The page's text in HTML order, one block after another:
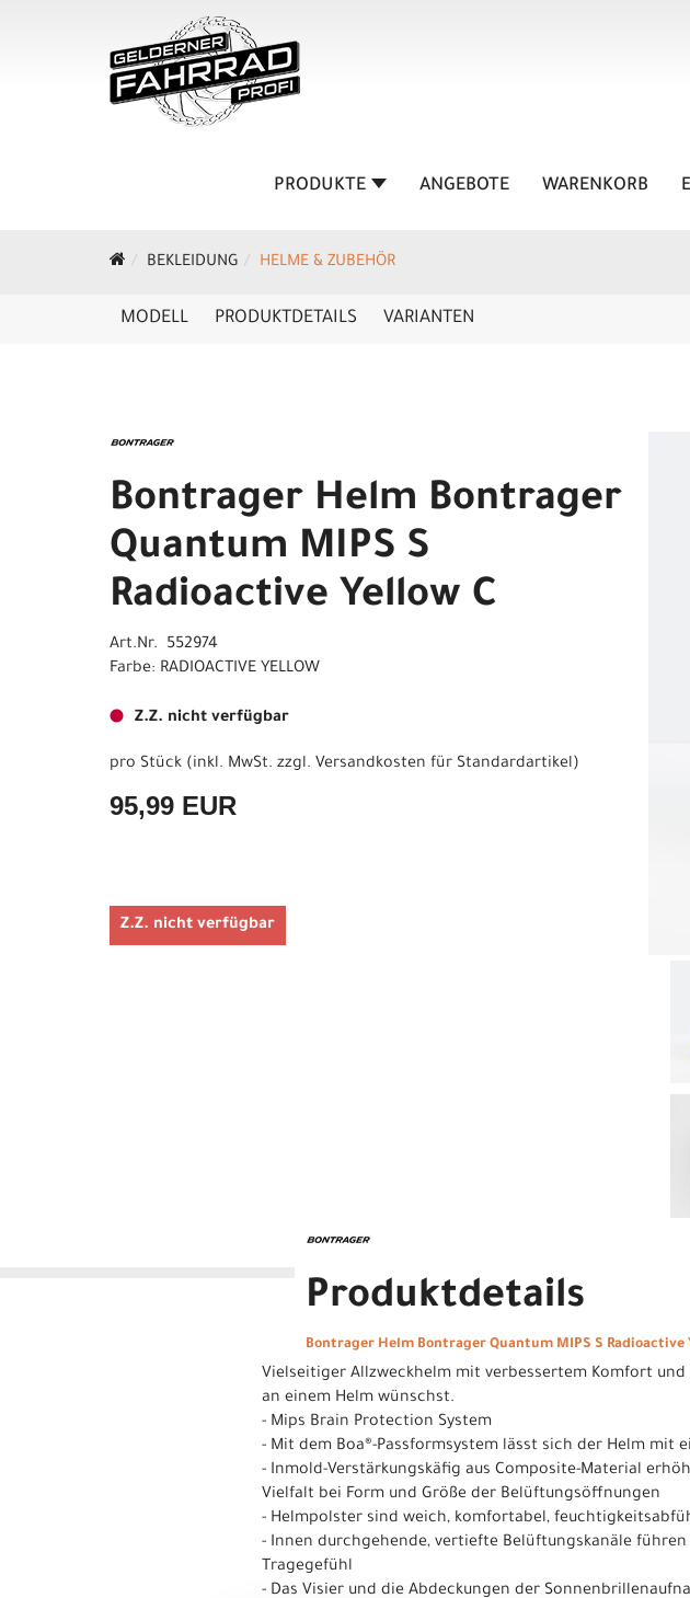
PRODUKTE ANGEBOTE WARENKORB
BEKLEIDUNG HELME & ZUBEHÖR
MODELL PRODUKTDETAILS VARIANTEN
Bontrager Helm Bontrager
Quantum MIPS S
Radioactive Yellow C
Art.Nr. 552974
Farbe: RADIOACTIVE YELLOW
Z.Z. nicht verfügbar
pro Stück (inkl. MwSt. zzgl. Versandkosten für Standardartikel)
95,99 EUR
Z.Z. nicht verfügbar
Produktdetails
Bontrager Helm Bontrager Quantum MIPS S Radioactive
Vielseitiger Allzweckhelm mit verbessertem Komfort
an einem Helm wünschst.
- Mips Brain Protection System
- Mit dem Boa®-Passformsystem lässt sich der Helm mit
- Inmold-Verstärkungskäfig aus Composite-Material
Vielfalt bei Form und Größe der Belüftungsöffnungen
- Helmpolster sind weich, komfortabel,
- Innen durchgehende, vertiefte Belüftungskanäle
Tragegefühl
- Das Visier und die Abdeckungen der